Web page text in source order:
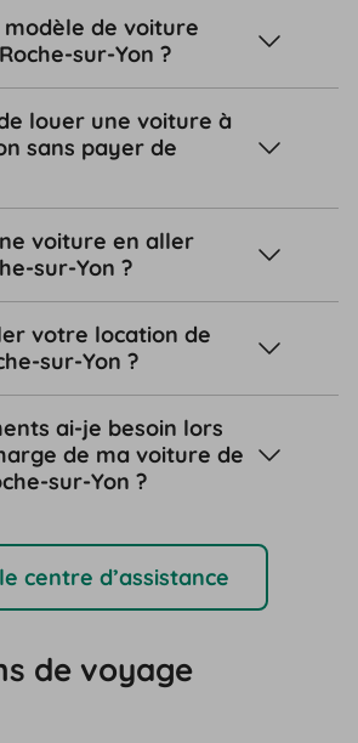
de voiture
sur-Yon ?
louer une voiture à
sans payer de
voiture en aller
sur-Yon ?
votre location de
sur-Yon ?
ai-je besoin lors
de ma voiture de
sur-Yon ?
centre d’assistance
de voyage